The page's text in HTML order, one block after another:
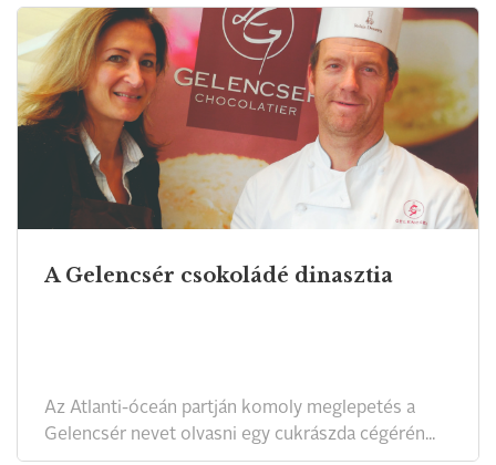
A Gelencsér csokoládé dinasztia
Az Atlanti-óceán partján komoly meglepetés a
Gelencsér nevet olvasni egy cukrászda cégérén...